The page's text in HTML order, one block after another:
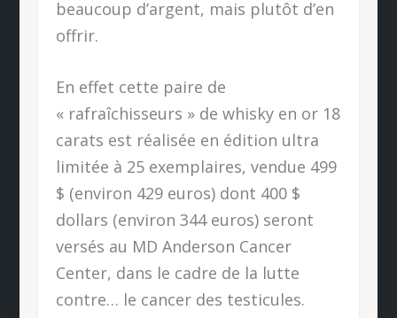
beaucoup d’argent, mais plutôt d’en
offrir.
En effet cette paire de
« rafraîchisseurs » de whisky en or 18
carats est réalisée en édition ultra
limitée à 25 exemplaires, vendue 499
$ (environ 429 euros) dont 400 $
dollars (environ 344 euros) seront
versés au MD Anderson Cancer
Center, dans le cadre de la lutte
contre… le cancer des testicules.